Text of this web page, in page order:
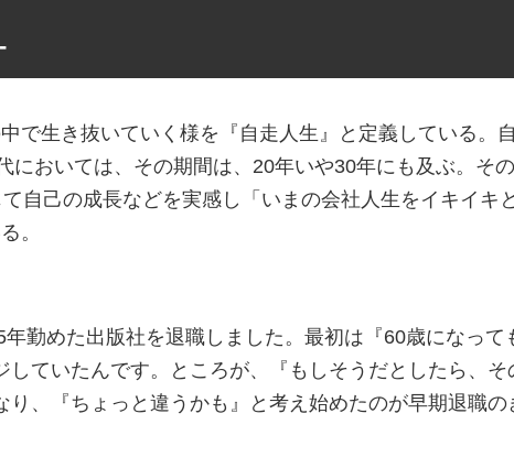
で生き抜いていく様を『自走人生』と定義している。
おいては、その期間は、20年いや30年にも及ぶ。その
己の成長などを実感し「いまの会社人生をイキイキ
。
年勤めた出版社を退職しました。最初は『60歳になっ
ていたんです。ところが、『もしそうだとしたら、そ
、『ちょっと違うかも』と考え始めたのが早期退職の